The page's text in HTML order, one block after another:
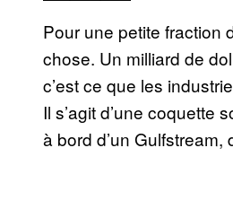
Pour une petite fraction
chose. Un milliard de
c’est ce que les
Il s’agit d’une coquette
à bord d’un